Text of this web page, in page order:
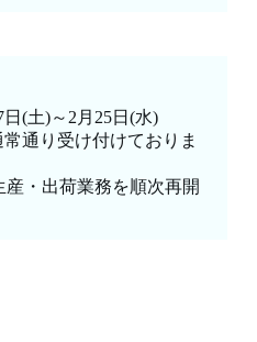
(土)～2月25日(水)
通り受け付けておりま
産・出荷業務を順次再開